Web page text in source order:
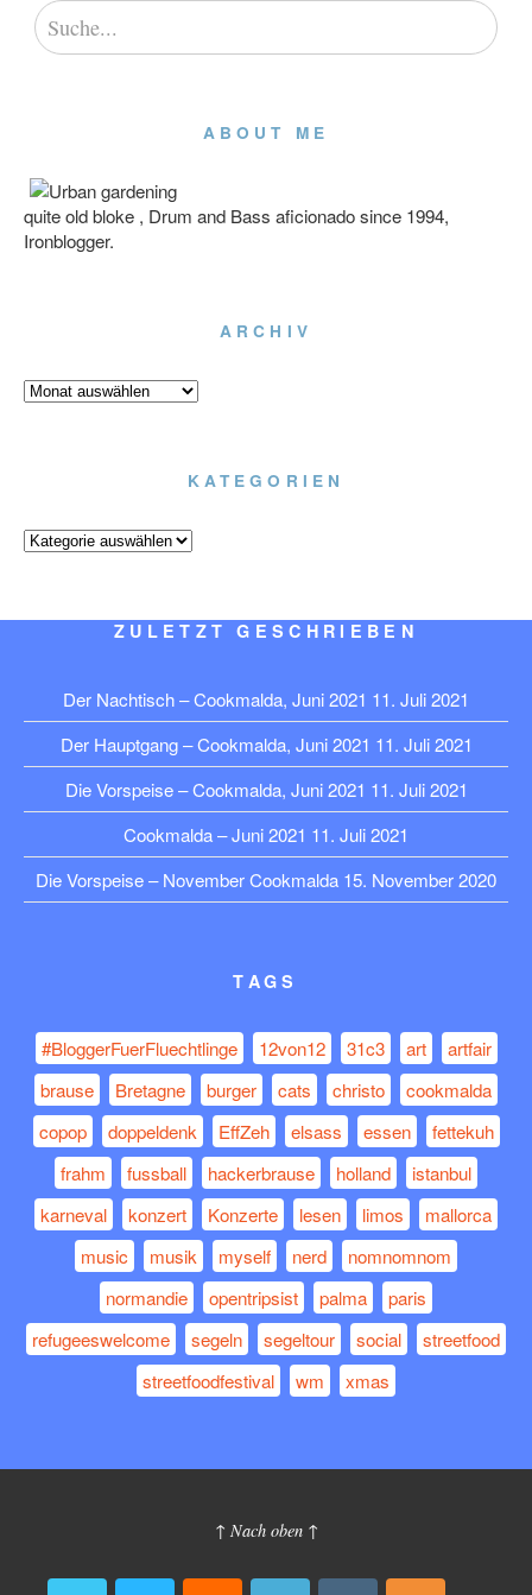
ABOUT ME
quite old bloke , Drum and Bass aficionado since 1994,
Ironblogger.
ARCHIV
Archiv
KATEGORIEN
Kategorien
ZULETZT GESCHRIEBEN
Der Nachtisch – Cookmalda, Juni 2021 11. Juli 2021
Der Hauptgang – Cookmalda, Juni 2021 11. Juli 2021
Die Vorspeise – Cookmalda, Juni 2021 11. Juli 2021
Cookmalda – Juni 2021 11. Juli 2021
Die Vorspeise – November Cookmalda 15. November 2020
TAGS
#BloggerFuerFluechtlinge 12von12 31c3 art
artfair
brause
Bretagne burger cats christo
cookmalda
copop
doppeldenk EffZeh elsass essen
fettekuh
frahm
fussball hackerbrause holland
istanbul
karneval
konzert Konzerte lesen limos
mallorca
music
musik myself nerd
nomnomnom
normandie
opentripsist palma
paris
refugeeswelcome
segeln segeltour social
streetfood
streetfoodfestival
wm xmas
↑ Nach oben ↑